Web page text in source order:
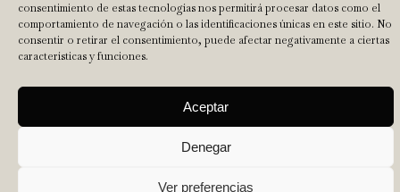
consentimiento de estas tecnologías nos permitirá procesar datos como el
comportamiento de navegación o las identificaciones únicas en este sitio. No
consentir o retirar el consentimiento, puede afectar negativamente a ciertas
características y funciones.
Aceptar
Denegar
Ver preferencias
Diseñada por La Barba